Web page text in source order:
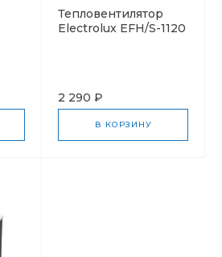
Тепловентилятор
Electrolux EFH/S-1120
2 290 ₽
В КОРЗИНУ